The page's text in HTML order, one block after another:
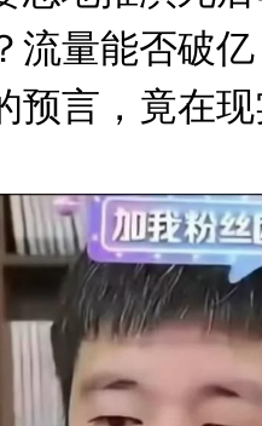
流量能否破
预言，竟在